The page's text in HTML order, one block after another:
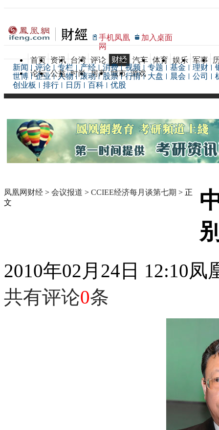
手机凤凰
网
加入桌面
首页 资讯 台湾 评论 财经 汽车 体育 娱乐 军事
论坛 公益 时尚 房产 城市 游戏
新闻 评论 专栏 产经 消费 视频 专题 基金 理财
世博
企业 人物 滚动 股票 行情 大盘 晨会 公司
创业板
排行 日历 百科 优股
凤凰网财经 > 会议报道 > CCIEE经济每月谈第七期 > 正
文
2010年02月24日 12:10凤
共有评论0条